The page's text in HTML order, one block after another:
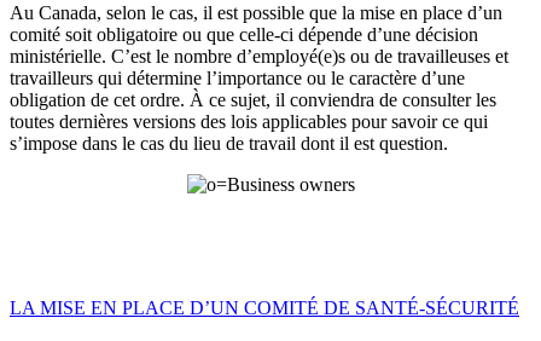
Au Canada, selon le cas, il est possible que la mise en place d’un
comité soit obligatoire ou que celle-ci dépende d’une décision
ministérielle. C’est le nombre d’employé(e)s ou de travailleuses et
travailleurs qui détermine l’importance ou le caractère d’une
obligation de cet ordre. À ce sujet, il conviendra de consulter les
toutes dernières versions des lois applicables pour savoir ce qui
s’impose dans le cas du lieu de travail dont il est question.
LA MISE EN PLACE D’UN COMITÉ DE SANTÉ-SÉCURITÉ